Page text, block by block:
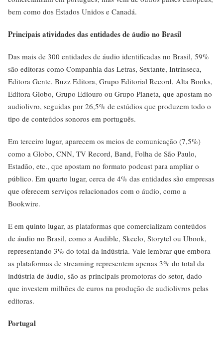
bem como dos Estados Unidos e Canadá.
Principais atividades das entidades de áudio no Brasil
Das mais de 300 entidades de áudio identificadas no Brasil, 59%
são editoras como Companhia das Letras, Sextante, Intrínseca,
Editora Gente, Buzz Editora, Grupo Editorial Record, Alta Books,
Editora Globo, Grupo Ediouro ou Grupo Planeta, que apostam no
audiolivro, seguidas por 26,5% de estúdios que produzem todo o
tipo de conteúdos sonoros em português.
Em terceiro lugar, aparecem os meios de comunicação (7,5%)
como a Globo, CNN, TV Record, Band, Folha de São Paulo,
Estadão, etc., que apostam no formato podcast para ampliar o
público. Em quarto lugar, cerca de 4% das entidades são empresas
que oferecem serviços relacionados com o áudio, como a
Bookwire.
E em quinto lugar, as plataformas que comercializam conteúdos
de áudio no Brasil, como a Audible, Skeelo, Storytel ou Ubook,
representando 3% do total da indústria. Vale lembrar que embora
as plataformas de streaming representem apenas 3% do total da
indústria de áudio, são as principais promotoras do setor, dado
que investem milhões de euros na produção de audiolivros pelas
editoras.
Portugal